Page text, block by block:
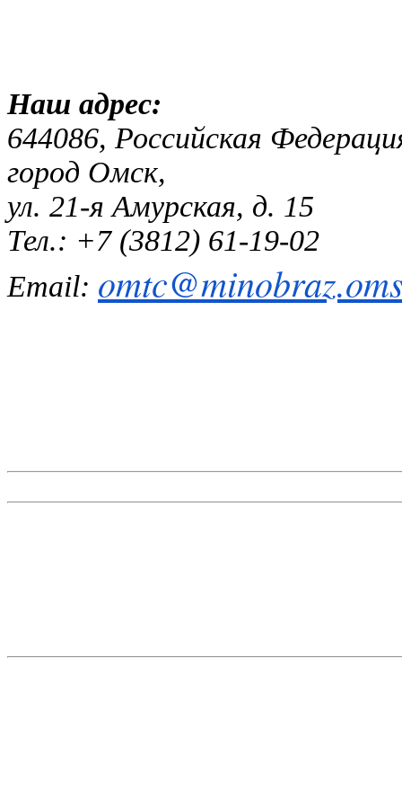
Наш
644086, Российская
город Омск,
ул. 21-я Амурская, д. 15
Тел.: +7 (3812) 61-19-02
Email: